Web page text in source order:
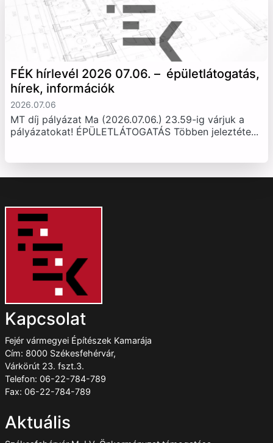
FÉK hírlevél 2026 07.06. – épületlátogatás,
hírek, információk
2026.07.06
MT díj pályázat Ma (2026.07.06.) 23.59-ig várjuk a
pályázatokat! ÉPÜLETLÁTOGATÁS Többen jeleztéte...
Kapcsolat
Fejér vármegyei Építészek Kamarája
Cím: 8000 Székesfehérvár,
Várkörút 23. fszt.3.
Telefon: 06-22-784-789
Fax: 06-22-784-789
Aktuális